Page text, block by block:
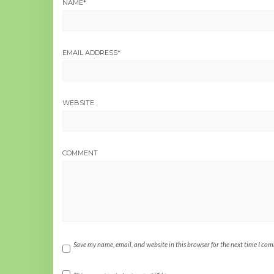
NAME*
EMAIL ADDRESS*
WEBSITE
COMMENT
Save my name, email, and website in this browser for the next time I